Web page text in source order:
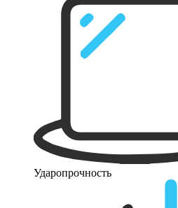
Ударопрочность